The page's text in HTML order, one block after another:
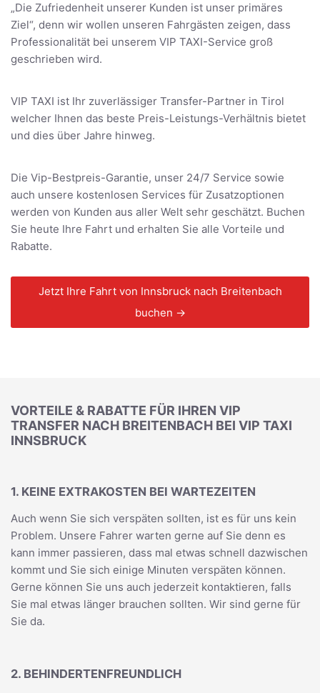
„Die Zufriedenheit unserer Kunden ist unser primäres
Ziel“, denn wir wollen unseren Fahrgästen zeigen, dass
Professionalität bei unserem VIP TAXI-Service groß
geschrieben wird.
VIP TAXI ist Ihr zuverlässiger Transfer-Partner in Tirol
welcher Ihnen das beste Preis-Leistungs-Verhältnis bietet
und dies über Jahre hinweg.
Die Vip-Bestpreis-Garantie, unser 24/7 Service sowie
auch unsere kostenlosen Services für Zusatzoptionen
werden von Kunden aus aller Welt sehr geschätzt. Buchen
Sie heute Ihre Fahrt und erhalten Sie alle Vorteile und
Rabatte.
Jetzt Ihre Fahrt von Innsbruck nach Breitenbach
buchen →
VORTEILE & RABATTE FÜR IHREN VIP
TRANSFER NACH BREITENBACH BEI VIP TAXI
INNSBRUCK
1. KEINE EXTRAKOSTEN BEI WARTEZEITEN
Auch wenn Sie sich verspäten sollten, ist es für uns kein
Problem. Unsere Fahrer warten gerne auf Sie denn es
kann immer passieren, dass mal etwas schnell dazwischen
kommt und Sie sich einige Minuten verspäten können.
Gerne können Sie uns auch jederzeit kontaktieren, falls
Sie mal etwas länger brauchen sollten. Wir sind gerne für
Sie da.
2. BEHINDERTENFREUNDLICH